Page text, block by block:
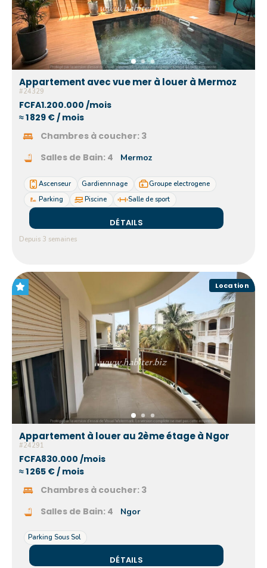
Appartement avec vue mer à louer à Mermoz
#24329
FCFA1.200.000 /mois
≈ 1 829 € / mois
Chambres à coucher: 3
Salles de Bain: 4 Mermoz
Ascenseur Gardiennnage
Groupe electrogene
Parking
Piscine Salle de sport
Depuis 3 semaines
DÉTAILS
Location
Appartement à louer au 2ème étage à Ngor
#24291
FCFA830.000 /mois
≈ 1 265 € / mois
Chambres à coucher: 3
Salles de Bain: 4 Ngor
Parking Sous Sol
DÉTAILS